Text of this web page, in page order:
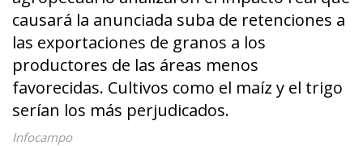
causará la anunciada suba de retenciones a
las exportaciones de granos a los
productores de las áreas menos
favorecidas. Cultivos como el maíz y el trigo
serían los más perjudicados.
Infocampo